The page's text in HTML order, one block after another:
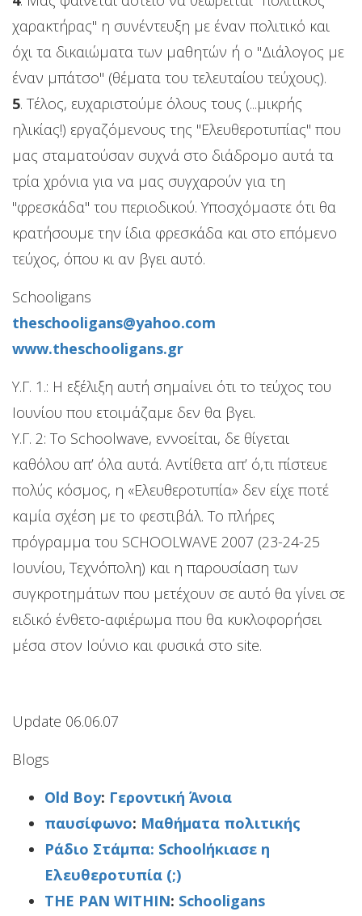
χαρακτήρας" η συνέντευξη με έναν πολιτικό και
όχι τα δικαιώματα των μαθητών ή ο "Διάλογος με
έναν μπάτσο" (θέματα του τελευταίου τεύχους).
5. Τέλος, ευχαριστούμε όλους τους (...μικρής
ηλικίας!) εργαζόμενους της "Ελευθεροτυπίας" που
μας σταματούσαν συχνά στο διάδρομο αυτά τα
τρία χρόνια για να μας συγχαρούν για τη
"φρεσκάδα" του περιοδικού. Υποσχόμαστε ότι θα
κρατήσουμε την ίδια φρεσκάδα και στο επόμενο
τεύχος, όπου κι αν βγει αυτό.
Schooligans
theschooligans@yahoo.com
www.theschooligans.gr
Y.Γ. 1.: Η εξέλιξη αυτή σημαίνει ότι το τεύχος του
Ιουνίου που ετοιμάζαμε δεν θα βγει.
Υ.Γ. 2: Το Schoolwave, εννοείται, δε θίγεται
καθόλου απ’ όλα αυτά. Αντίθετα απ’ ό,τι πίστευε
πολύς κόσμος, η «Ελευθεροτυπία» δεν είχε ποτέ
καμία σχέση με το φεστιβάλ. Το πλήρες
πρόγραμμα του SCHOOLWAVE 2007 (23-24-25
Ιουνίου, Τεχνόπολη) και η παρουσίαση των
συγκροτημάτων που μετέχουν σε αυτό θα γίνει σε
ειδικό ένθετο-αφιέρωμα που θα κυκλοφορήσει
μέσα στον Ιούνιο και φυσικά στο site.
Update 06.06.07
Blogs
Old Boy: Γεροντική Άνοια
παυσίφωνο: Μαθήματα πολιτικής
Ράδιο Στάμπα: Schoolήκιασε η
Ελευθεροτυπία (;)
THE PAN WITHIN: Schooligans